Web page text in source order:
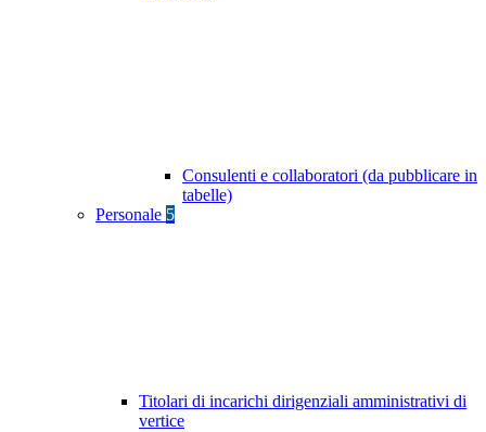
Consulenti e collaboratori (da pubblicare in
tabelle)
Personale 5
Titolari di incarichi dirigenziali amministrativi di
vertice